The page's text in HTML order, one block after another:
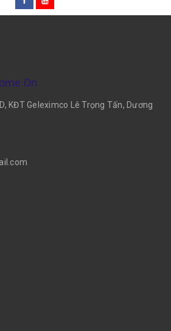
On
KĐT Geleximco Lê Trọng Tấn, Dương